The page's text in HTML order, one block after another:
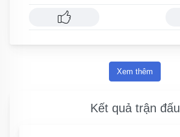
Xem thêm
Kết quả trận đấu